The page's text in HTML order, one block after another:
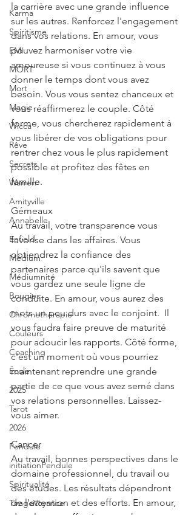
Karma
Spiritisme
EMI
MORT
Mort
Magie
Wicca
Rêve
Secrets
Warren
Amityville
Annabelle
Enfield
Médium
Médiumnité
Bougies
Chromothérapie
Couleurs
Coaching
École
2025
Tarot
2026
Pendule
initiationPendule
Spiritualité
TirageVoyance
la carrière avec une grande influence
sur les autres. Renforcez l'engagement
dans vos relations. En amour, vous
pouvez harmoniser votre vie
amoureuse si vous continuez à vous
donner le temps dont vous avez
besoin. Vous vous sentez chanceux et
vous réaffirmerez le couple. Côté
forme, vous chercherez rapidement à
vous libérer de vos obligations pour
rentrer chez vous le plus rapidement
possible et profitez des fêtes en
famille.
Gémeaux
Au travail, votre transparence vous
favorise dans les affaires. Vous
obtiendrez la confiance des
partenaires parce qu'ils savent que
vous gardez une seule ligne de
conduite. En amour, vous aurez des
mots un peu durs avec le conjoint.  Il
vous faudra faire preuve de maturité
pour adoucir les rapports. Côté forme,
c'est un moment où vous pourriez
maintenant reprendre une grande
partie de ce que vous avez semé dans
vos relations personnelles. Laissez-
vous aimer.
Cancer
Au travail, bonnes perspectives dans le
domaine professionnel, du travail ou
des études. Les résultats dépendront
de l'attention et des efforts. En amour,